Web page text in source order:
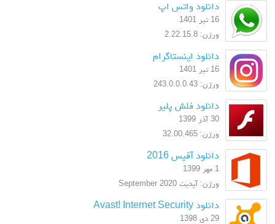
دانلود واتس اپ
16 تیر 1401
ورژن: 2.22.15.8
دانلود اینستاگرام
16 تیر 1401
ورژن: 243.0.0.0.43
دانلود فلش پلیر
30 آذر 1399
ورژن: 32.00.465
دانلود آفیس 2016
1 مهر 1399
ورژن: آپدیت September 2020
دانلود Avast! Internet Security
29 دی 1398